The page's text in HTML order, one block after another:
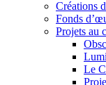
Créations
Fonds
Projets au
Le